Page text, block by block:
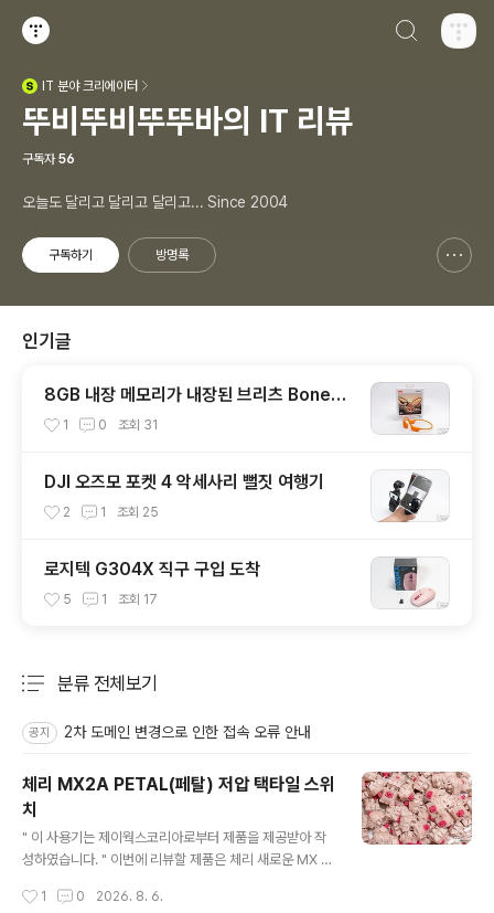
IT 분야 크리에이터
뚜비뚜비뚜뚜바의 IT 리뷰
구독자 56
오늘도 달리고 달리고 달리고... Since 2004
구독하기 방명록
인기글
8GB 내장 메모리가 내장된 브리츠 BoneW
ave8 스포츠 골전도 블루투스 이어폰
1 0 조회 31
DJI 오즈모 포켓 4 악세사리 뻘짓 여행기
2 1 조회 25
로지텍 G304X 직구 구입 도착
5 1 조회 17
분류 전체보기
공지 2차 도메인 변경으로 인한 접속 오류 안내
체리 MX2A PETAL(페탈) 저압 택타일 스위
치
" 이 사용기는 제이웍스코리아로부터 제품을 제공받아 작
성하였습니다. " 이번에 리뷰할 제품은 체리 새로운 MX 기
니다. MX2A 스위치는 초기에 비해 다양한 버전으로 출시
1 0 2026. 8. 6.